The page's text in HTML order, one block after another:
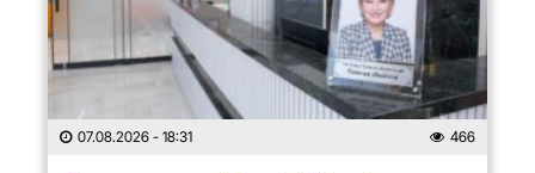
07.08.2026 - 18:31 466